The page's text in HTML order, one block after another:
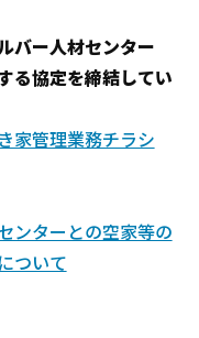
バー人材センター
る協定を締結してい
家管理業務チラシ
ンターとの空家等の
ついて